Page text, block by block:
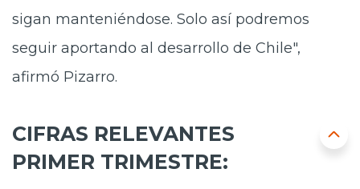
sigan manteniéndose. Solo así podremos
seguir aportando al desarrollo de Chile",
afirmó Pizarro.
CIFRAS RELEVANTES
PRIMER TRIMESTRE: